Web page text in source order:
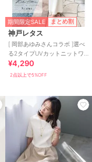
期間限定SALE まとめ割
神戸レタス
[ 岡部あゆみさんコラボ ]選べ
る2タイプUVカットニットワ
ンピース [E3564]
¥4,290
2点以上で5%OFF